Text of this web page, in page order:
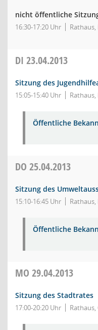
nicht öffentliche
16:30-17:20 Uhr
DI 23.04.2013
Sitzung des
15:05-15:40 Uhr
Öffentliche
DO 25.04.2013
Sitzung des
15:10-16:45 Uhr
Öffentliche
MO 29.04.2013
Sitzung des Stadtrates
17:00-20:20 Uhr